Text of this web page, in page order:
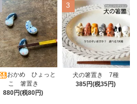
おかめ ひょっと
こ 箸置き
880円(税80円)
3
犬の箸置き 7種
385円(税35円)